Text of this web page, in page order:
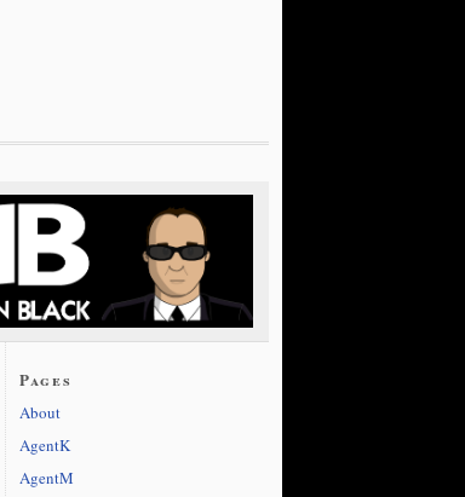
Pages
About
AgentK
AgentM